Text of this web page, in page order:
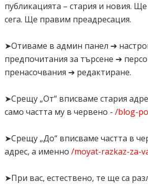
публикацията – стария и новия.
сега. Ще правим преадресация.
➤Отиваме в админ панел ➔
предпочитания за търсене ➔
пренасочвания ➔ редактиране.
➤Срещу „От“ вписваме стария
само частта му в червено - /blog-
➤Срещу „До“ вписваме частта в
адрес, а именно /moyat-razkaz-za-
➤При вас, естествено, те ще са